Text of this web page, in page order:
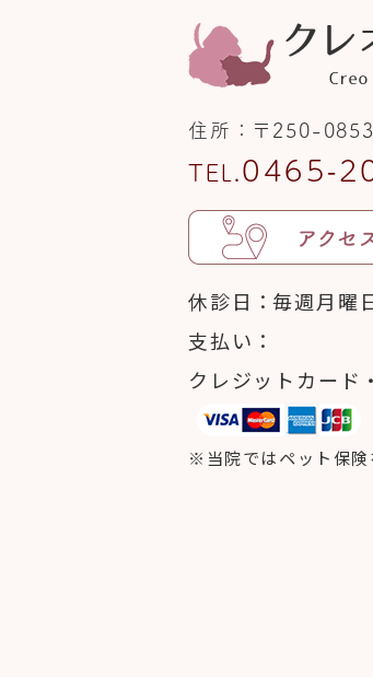
住所 〒250-0853
TEL.0465-
休診日
毎週月曜
支払い
クレジットカード
※当院ではペット保